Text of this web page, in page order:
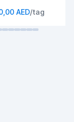
AED/tag